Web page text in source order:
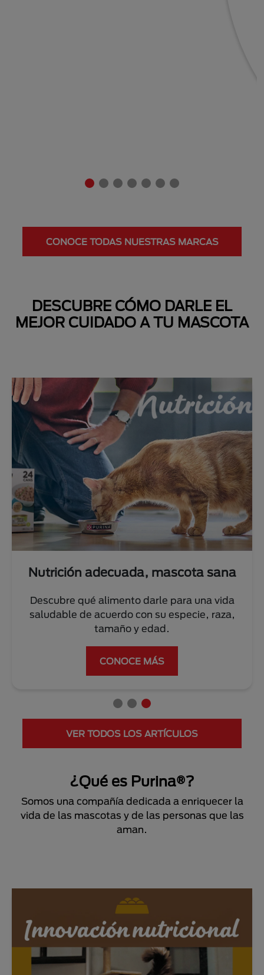
Next
CONOCE TODAS NUESTRAS MARCAS
DESCUBRE CÓMO DARLE EL
MEJOR CUIDADO A TU MASCOTA
Nutrición adecuada, mascota sana
Descubre qué alimento darle para una vida
saludable de acuerdo con su especie, raza,
tamaño y edad.
CONOCE MÁS
VER TODOS LOS ARTÍCULOS
¿Qué es Purina®?
Somos una compañía dedicada a enriquecer la
vida de las mascotas y de las personas que las
aman.